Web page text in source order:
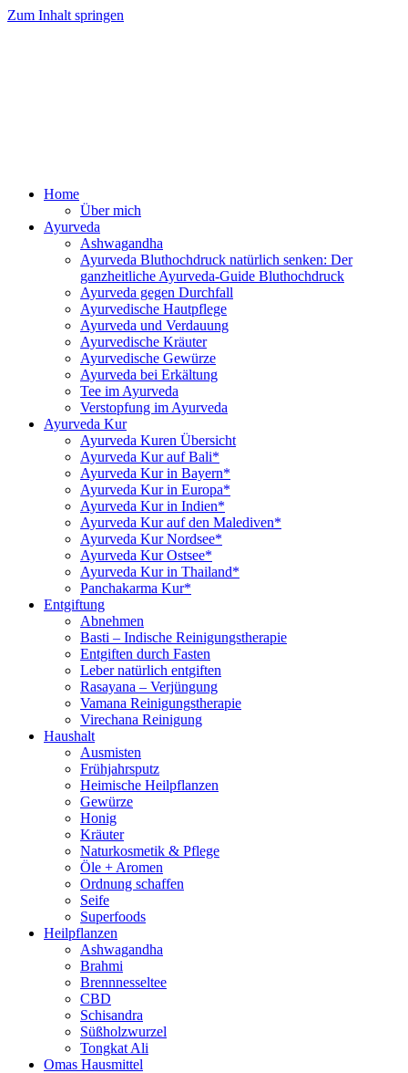
Zum Inhalt springen
Home
Über mich
Ayurveda
Ashwagandha
Ayurveda Bluthochdruck natürlich senken: Der
ganzheitliche Ayurveda-Guide Bluthochdruck
Ayurveda gegen Durchfall
Ayurvedische Hautpflege
Ayurveda und Verdauung
Ayurvedische Kräuter
Ayurvedische Gewürze
Ayurveda bei Erkältung
Tee im Ayurveda
Verstopfung im Ayurveda
Ayurveda Kur
Ayurveda Kuren Übersicht
Ayurveda Kur auf Bali*
Ayurveda Kur in Bayern*
Ayurveda Kur in Europa*
Ayurveda Kur in Indien*
Ayurveda Kur auf den Malediven*
Ayurveda Kur Nordsee*
Ayurveda Kur Ostsee*
Ayurveda Kur in Thailand*
Panchakarma Kur*
Entgiftung
Abnehmen
Basti – Indische Reinigungstherapie
Entgiften durch Fasten
Leber natürlich entgiften
Rasayana – Verjüngung
Vamana Reinigungstherapie
Virechana Reinigung
Haushalt
Ausmisten
Frühjahrsputz
Heimische Heilpflanzen
Gewürze
Honig
Kräuter
Naturkosmetik & Pflege
Öle + Aromen
Ordnung schaffen
Seife
Superfoods
Heilpflanzen
Ashwagandha
Brahmi
Brennnesseltee
CBD
Schisandra
Süßholzwurzel
Tongkat Ali
Omas Hausmittel